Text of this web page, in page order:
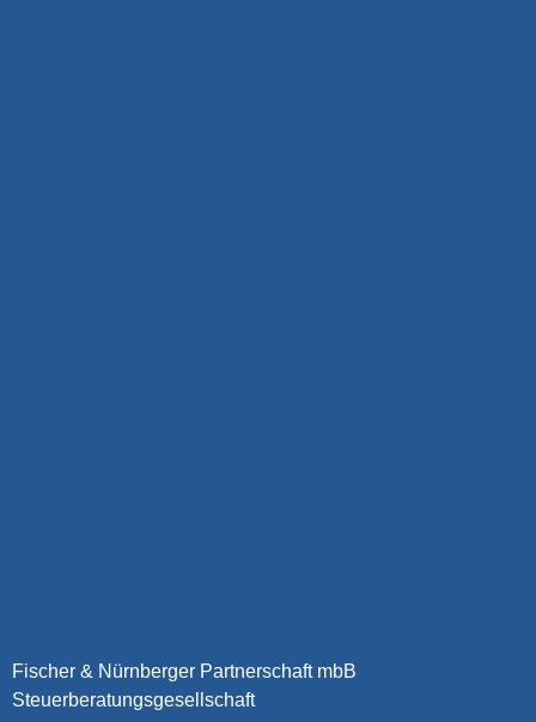
Fischer & Nürnberger Partnerschaft mbB
Steuerberatungsgesellschaft